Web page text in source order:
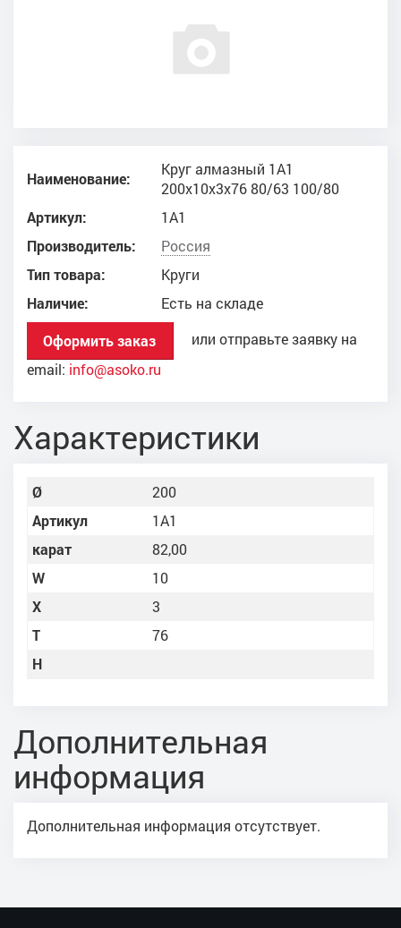
Наименование:
Круг алмазный 1A1
200x10x3x76 80/63 100/80
Артикул:
1A1
Производитель:
Россия
Тип товара:
Круги
Наличие:
Есть на складе
Оформить заказ
или отправьте заявку на
email: info@asoko.ru
Характеристики
Ø
200
Артикул
1A1
карат
82,00
W
10
X
3
Т
76
Н
Дополнительная
информация
Дополнительная информация отсутствует.